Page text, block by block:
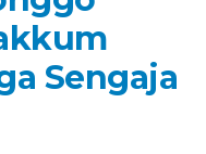
Sengaja